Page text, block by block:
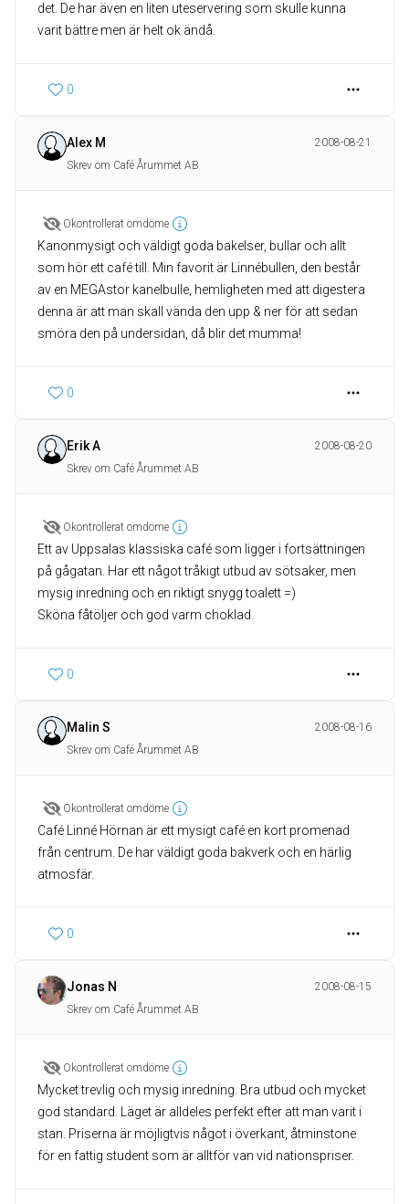
det. De har även en liten uteservering som skulle kunna
varit bättre men är helt ok ändå.
0
Alex M
2008-08-21
Skrev om Café Årummet AB
Okontrollerat omdöme
Kanonmysigt och väldigt goda bakelser, bullar och allt
som hör ett café till. Min favorit är Linnébullen, den består
av en MEGAstor kanelbulle, hemligheten med att digestera
denna är att man skall vända den upp & ner för att sedan
smöra den på undersidan, då blir det mumma!
0
Erik A
2008-08-20
Skrev om Café Årummet AB
Okontrollerat omdöme
Ett av Uppsalas klassiska café som ligger i fortsättningen
på gågatan. Har ett något tråkigt utbud av sötsaker, men
mysig inredning och en riktigt snygg toalett =)
Sköna fåtöljer och god varm choklad.
0
Malin S
2008-08-16
Skrev om Café Årummet AB
Okontrollerat omdöme
Café Linné Hörnan är ett mysigt café en kort promenad
från centrum. De har väldigt goda bakverk och en härlig
atmosfär.
0
Jonas N
2008-08-15
Skrev om Café Årummet AB
Okontrollerat omdöme
Mycket trevlig och mysig inredning. Bra utbud och mycket
god standard. Läget är alldeles perfekt efter att man varit i
stan. Priserna är möjligtvis något i överkant, åtminstone